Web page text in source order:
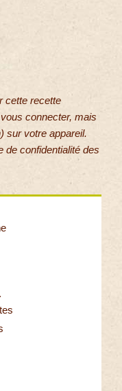
cette recette
connecter, mais
sur votre appareil.
de confidentialité des